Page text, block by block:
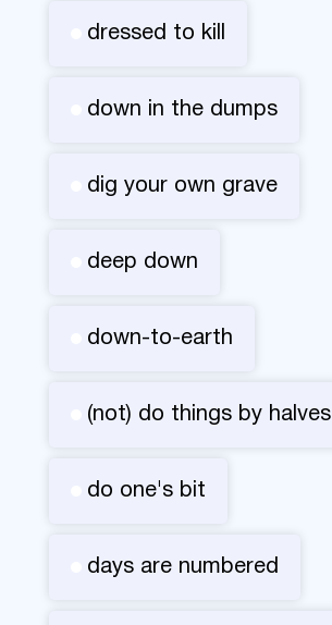
dressed to kill
down in the dumps
dig your own grave
deep down
down-to-earth
(not) do things by halves
do one's bit
days are numbered